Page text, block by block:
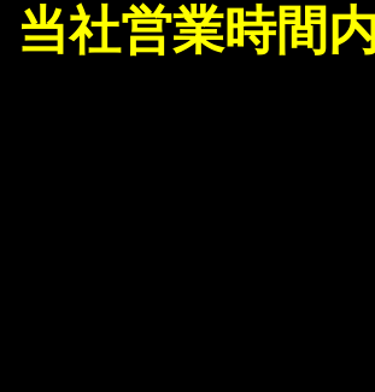
当社営業時間